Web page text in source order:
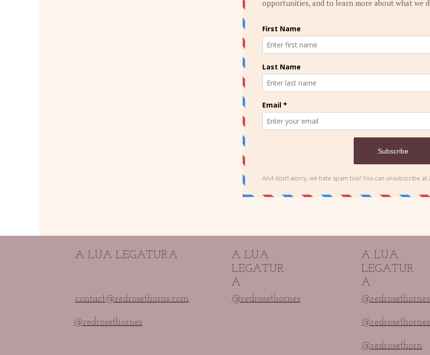
A LUA LEGATURA
A LUA
LEGATUR
A
contact@redrosethorns.com @redrosethornes
@redrosethornes
A LUA
LEGATUR
A
@redrosethornes
@redrosethornes
@redrosethorn